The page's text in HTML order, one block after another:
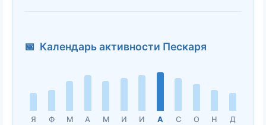
📅 Календарь активности Пескаря
Я Ф М А М И И А С О Н Д